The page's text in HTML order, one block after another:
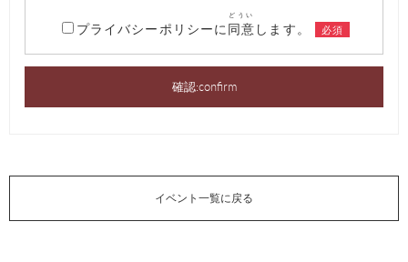
プライバシーポリシーに同意
どうい
します。
イベント一覧に戻る